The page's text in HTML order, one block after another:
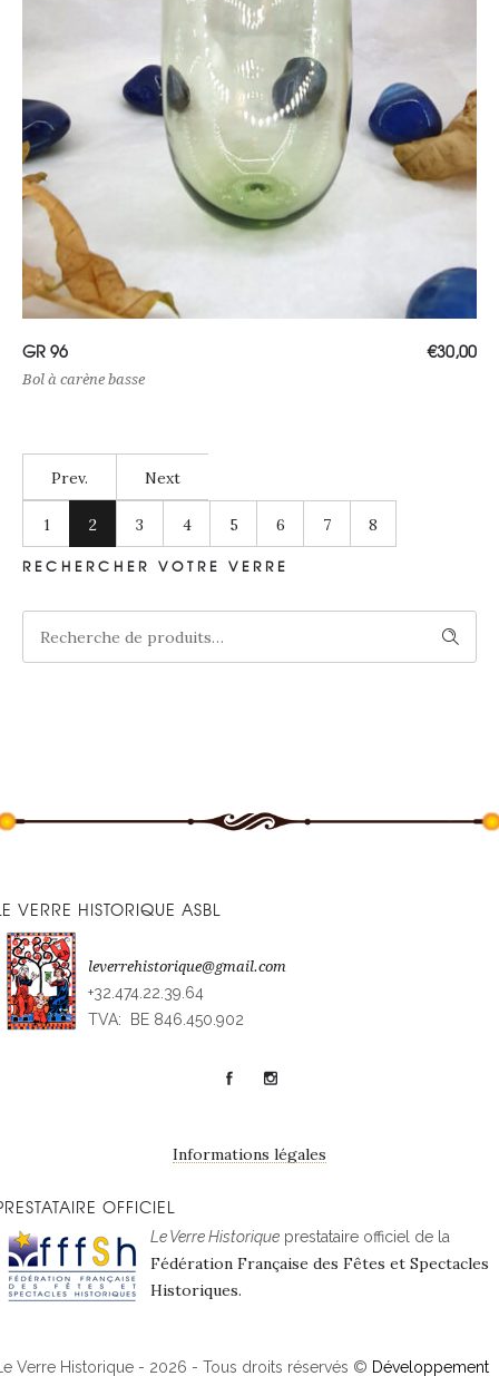
GR 96 €30,00
Bol à carène basse
Prev. Next
1 2 3 4 5 6 7 8
RECHERCHER VOTRE VERRE
Recherche
VERRE HISTORIQUE ASBL
leverrehistorique@gmail.com
+32.474.22.39.64
TVA: BE 846.450.902
Informations légales
OFFICIEL
Le Verre Historique prestataire officiel de la
Fédération Française des Fêtes et Spectacles
Historiques.
Verre Historique - 2026 - Tous droits réservés © Développement